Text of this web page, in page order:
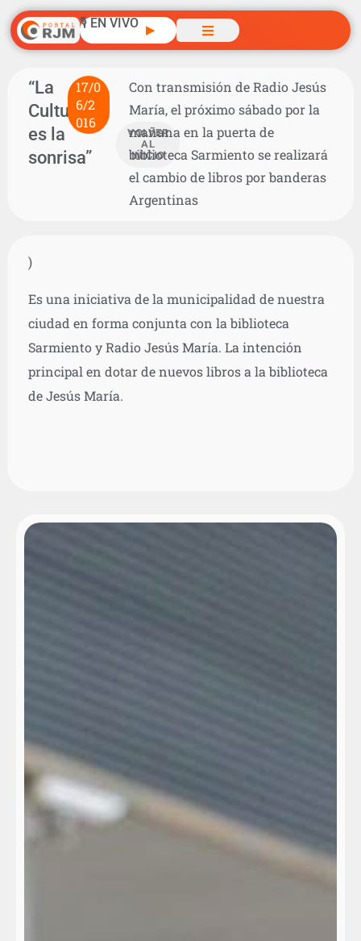
🎙️ EN VIVO ▶
“La
Cultura
es la
sonrisa”
17/0
6/2
016
VOLVER
AL
INICIO
Con transmisión de Radio Jesús
María, el próximo sábado por la
mañana en la puerta de
biblioteca Sarmiento se realizará
el cambio de libros por banderas
Argentinas
)
Es una iniciativa de la municipalidad de nuestra
ciudad en forma conjunta con la biblioteca
Sarmiento y Radio Jesús María. La intención
principal en dotar de nuevos libros a la biblioteca
de Jesús María.